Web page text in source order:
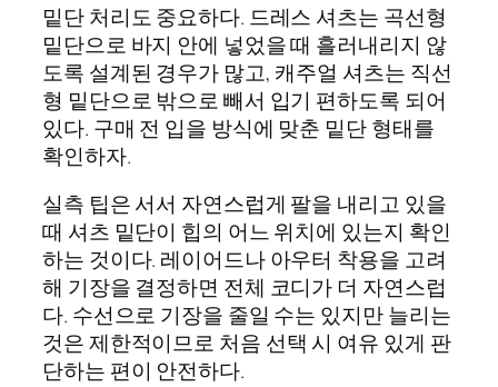
밑단 처리도 중요하다. 드레스 셔츠는 곡선형
밑단으로 바지 안에 넣었을 때 흘러내리지 않
도록 설계된 경우가 많고, 캐주얼 셔츠는 직선
형 밑단으로 밖으로 빼서 입기 편하도록 되어
있다. 구매 전 입을 방식에 맞춘 밑단 형태를
확인하자.
실측 팁은 서서 자연스럽게 팔을 내리고 있을
때 셔츠 밑단이 힙의 어느 위치에 있는지 확인
하는 것이다. 레이어드나 아우터 착용을 고려
해 기장을 결정하면 전체 코디가 더 자연스럽
다. 수선으로 기장을 줄일 수는 있지만 늘리는
것은 제한적이므로 처음 선택 시 여유 있게 판
단하는 편이 안전하다.